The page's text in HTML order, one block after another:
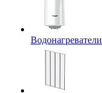
Водонагреватели